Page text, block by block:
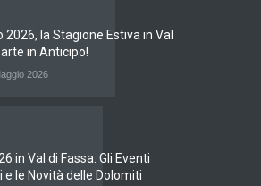
2026, la Stagione Estiva in Val
in Anticipo!
2026
in Val di Fassa: Gli Eventi
e le Novità delle Dolomiti